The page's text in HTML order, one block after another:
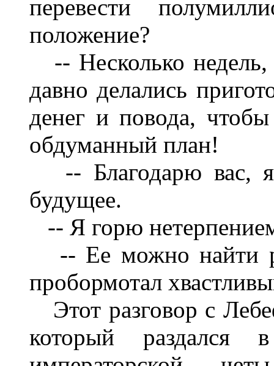
перевести
положение?
-- Несколько недель,
давно делались
денег и повода,
обдуманный план!
-- Благодарю вас, я
будущее.
-- Я горю
-- Ее можно найти
пробормотал
Этот разговор с
который раздался